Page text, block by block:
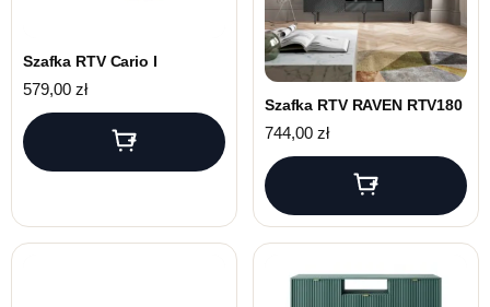
Szafka RTV Cario I
579,00 zł
Szafka RTV RAVEN RTV180
744,00 zł